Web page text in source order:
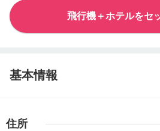
飛行機＋ホテルをセ
基本情報
住所